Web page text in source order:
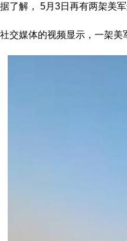
据了解， 5月3日再有两架美军
社交媒体的视频显示，一架